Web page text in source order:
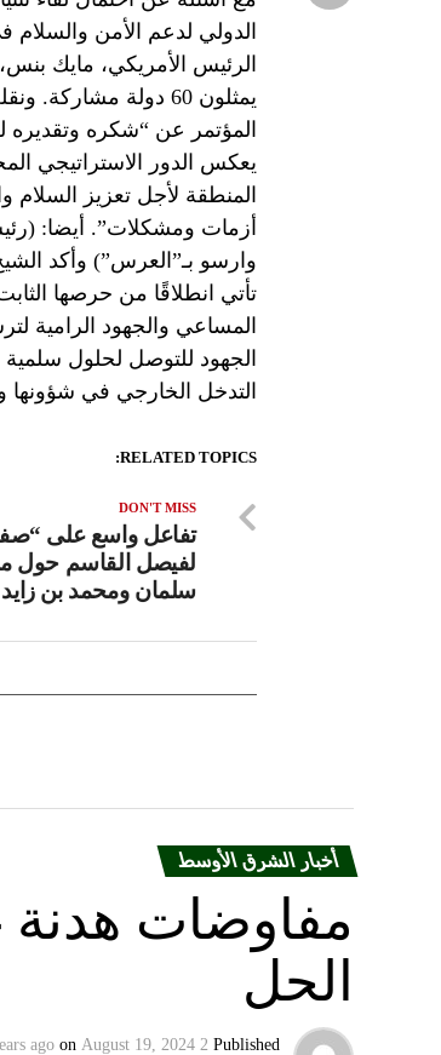
الدولي لدعم الأمن
الرئيس الأمريكي، مايك
يمثلون 60 دولة
المؤتمر عن “شكره وتقديره
يعكس الدور الاستراتيجي
المنطقة لأجل تعزيز
أزمات ومشكلات”. أيضا:
وارسو بـ”العرس”) وأكد
تأتي انطلاقًا من حرصها
المساعي والجهود الرامية
الجهود للتوصل لحلول
التدخل الخارجي في
RELATED TOPICS:
DON'T MISS
تفاعل واسع على
لفيصل القاسم حول
سلمان ومحمد بن
أخبار الشرق الأوسط
مفاوضات هدنة
الحل
Published
2 years ago
on August 19, 2024